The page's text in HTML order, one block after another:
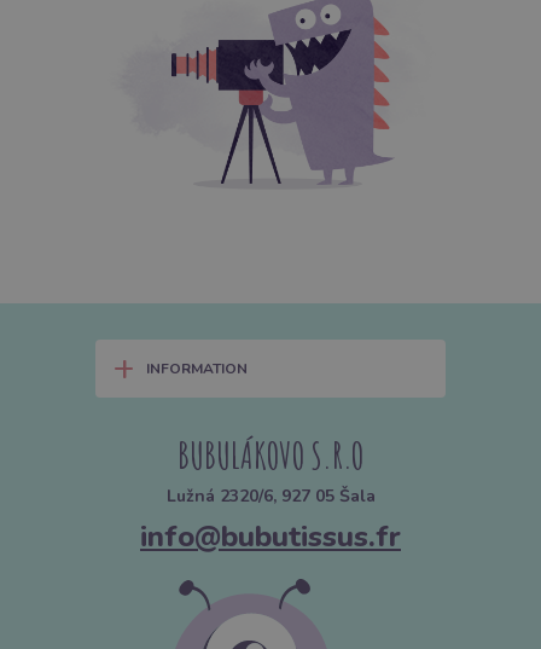
+ INFORMATION
BUBULÁKOVO S.R.O
Lužná 2320/6, 927 05 Šala
info@bubutissus.fr